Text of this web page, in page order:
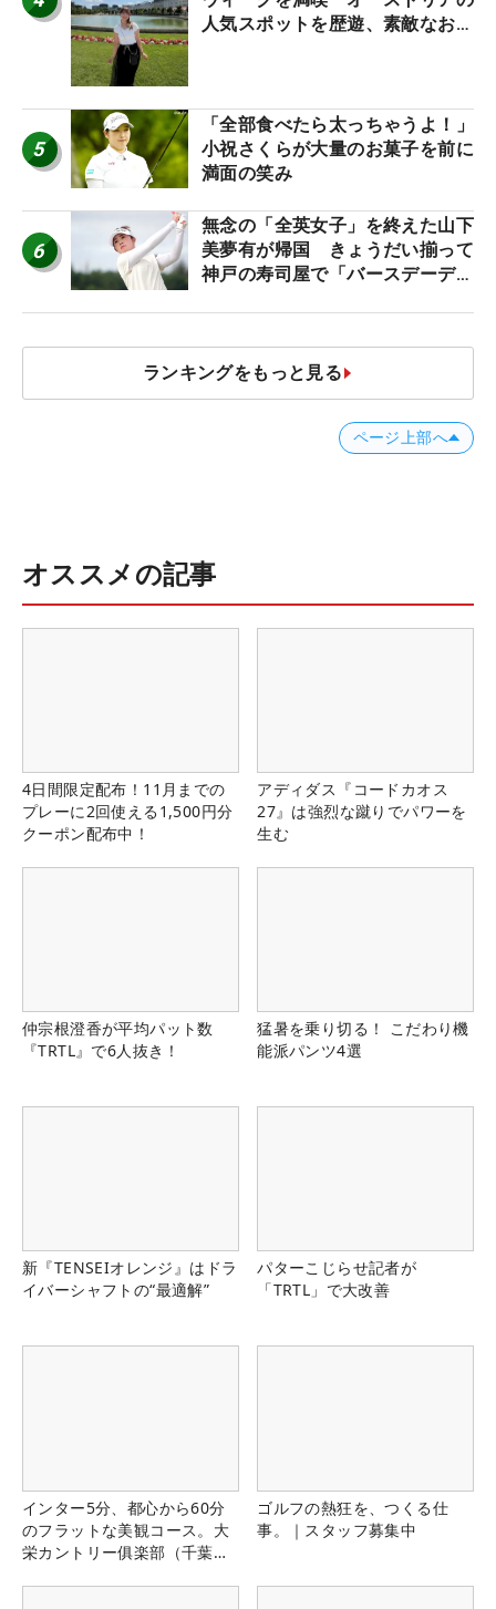
人気スポットを歴遊、素敵なお土
5
「全部食べたら太っちゃうよ！」
小祝さくらが大量のお菓子を前に
満面の笑み
6
無念の「全英女子」を終えた山下
美夢有が帰国 きょうだい揃って
神戸の寿司屋で「バースデーディ
ランキングをもっと見る
ページ上部へ
オススメの記事
4日間限定配布！11月までの
プレーに2回使える1,500円分
クーポン配布中！
アディダス『コードカオス
27』は強烈な蹴りでパワーを
生む
仲宗根澄香が平均パット数
『TRTL』で6人抜き！
猛暑を乗り切る！ こだわり機
能派パンツ4選
新『TENSEIオレンジ』はドラ
イバーシャフトの“最適解”
パターこじらせ記者が
「TRTL」で大改善
インター5分、都心から60分
のフラットな美観コース。大
栄カントリー俱楽部（千葉
ゴルフの熱狂を、つくる仕
事。｜スタッフ募集中